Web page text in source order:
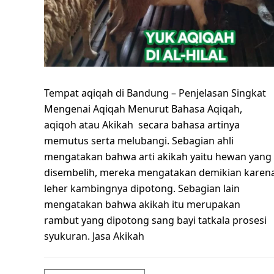
Tempat aqiqah di Bandung – Penjelasan Singkat
Mengenai Aqiqah Menurut Bahasa Aqiqah,
aqiqoh atau Akikah secara bahasa artinya
memutus serta melubangi. Sebagian ahli
mengatakan bahwa arti akikah yaitu hewan yang
disembelih, mereka mengatakan demikian
leher kambingnya dipotong. Sebagian lain
mengatakan bahwa akikah itu merupakan
rambut yang dipotong sang bayi tatkala prosesi
syukuran. Jasa Akikah